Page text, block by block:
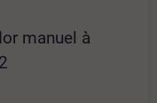
manuel à